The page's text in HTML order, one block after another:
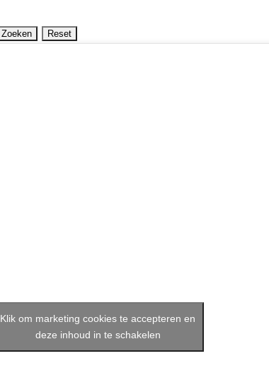
Klik om marketing cookies te accepteren en
deze inhoud in te schakelen